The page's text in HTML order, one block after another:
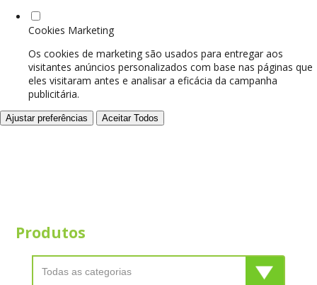
Cookies Marketing
Os cookies de marketing são usados para entregar aos
visitantes anúncios personalizados com base nas páginas que
eles visitaram antes e analisar a eficácia da campanha
publicitária.
Ajustar preferências Aceitar Todos
Produtos